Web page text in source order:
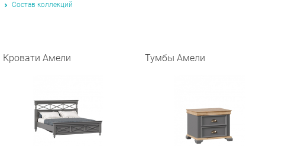
Состав коллекций
Кровати Амели Тумбы Амели